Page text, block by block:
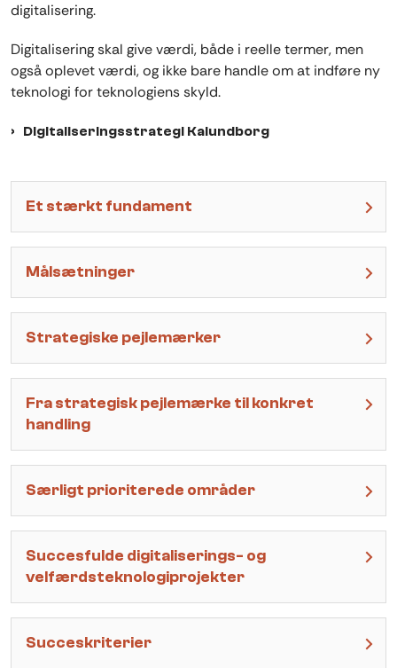
digitalisering.
Digitalisering skal give værdi, både i reelle termer, men
også oplevet værdi, og ikke bare handle om at indføre ny
teknologi for teknologiens skyld.
Digitaliseringsstrategi Kalundborg
Et stærkt fundament
Målsætninger
Strategiske pejlemærker
Fra strategisk pejlemærke til konkret
handling
Særligt prioriterede områder
Succesfulde digitaliserings- og
velfærdsteknologiprojekter
Succeskriterier